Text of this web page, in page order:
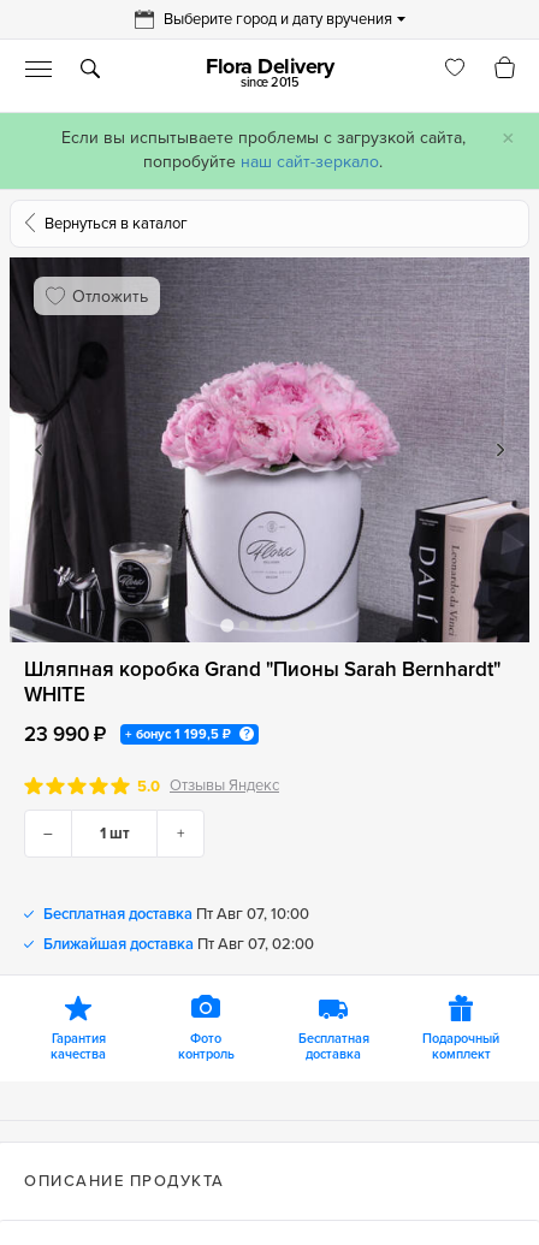
×
Если вы испытываете проблемы с загрузкой сайта,
попробуйте наш сайт-зеркало.
Выберите город и дату вручения
Flora Delivery
since 2015
Вернуться в каталог
Отложить
Шляпная коробка Grand "Пионы Sarah Bernhardt"
WHITE
23 990 ₽
+ бонус 1 199,5 ₽
5.0 Отзывы Яндекс
– +
Бесплатная доставка Пт Авг 07, 10:00
Ближайшая доставка Пт Авг 07, 02:00
Гарантия
качества
Фото
контроль
Бесплатная
доставка
Подарочный
комплект
ОПИСАНИЕ ПРОДУКТА